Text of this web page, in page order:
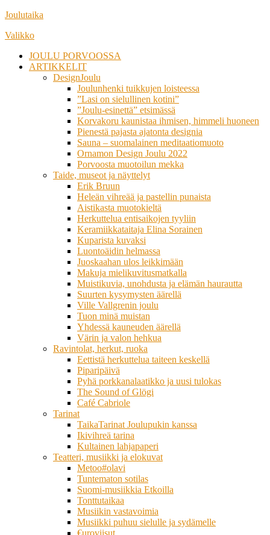
Siirry
sisältöön
Joulutaika
Valikko
JOULU PORVOOSSA
ARTIKKELIT
DesignJoulu
Joulunhenki tuikkujen loisteessa
”Lasi on sielullinen kotini”
”Joulu-esinettä” etsimässä
Korvakoru kaunistaa ihmisen, himmeli huoneen
Pienestä pajasta ajatonta designia
Sauna – suomalainen meditaatiomuoto
Ornamon Design Joulu 2022
Porvoosta muotoilun mekka
Taide, museot ja näyttelyt
Erik Bruun
Heleän vihreää ja pastellin punaista
Aistikasta muotokieltä
Herkuttelua entisaikojen tyyliin
Keramiikkataitaja Elina Sorainen
Kuparista kuvaksi
Luontoäidin helmassa
Juoskaahan ulos leikkimään
Makuja mielikuvitusmatkalla
Muistikuvia, unohdusta ja elämän haurautta
Suurten kysymysten äärellä
Ville Vallgrenin joulu
Tuon minä muistan
Yhdessä kauneuden äärellä
Värin ja valon hehkua
Ravintolat, herkut, ruoka
Eettistä herkuttelua taiteen keskellä
Piparipäivä
Pyhä porkkanalaatikko ja uusi tulokas
The Sound of Glögi
Café Cabriole
Tarinat
TaikaTarinat Joulupukin kanssa
Ikivihreä tarina
Kultainen lahjapaperi
Teatteri, musiikki ja elokuvat
Metoo#olavi
Tuntematon sotilas
Suomi-musiikkia Etkoilla
Tonttutaikaa
Musiikin vastavoimia
Musiikki puhuu sielulle ja sydämelle
€uroviisut